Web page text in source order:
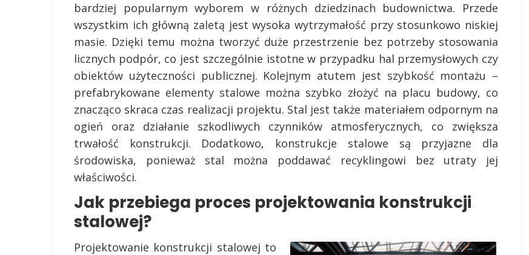
bardziej popularnym wyborem w różnych dziedzinach budownictwa. Przede
wszystkim ich główną zaletą jest wysoka wytrzymałość przy stosunkowo niskiej
masie. Dzięki temu można tworzyć duże przestrzenie bez potrzeby stosowania
licznych podpór, co jest szczególnie istotne w przypadku hal przemysłowych czy
obiektów użyteczności publicznej. Kolejnym atutem jest szybkość montażu –
prefabrykowane elementy stalowe można szybko złożyć na placu budowy, co
znacząco skraca czas realizacji projektu. Stal jest także materiałem odpornym na
ogień oraz działanie szkodliwych czynników atmosferycznych, co zwiększa
trwałość konstrukcji. Dodatkowo, konstrukcje stalowe są przyjazne dla
środowiska, ponieważ stal można poddawać recyklingowi bez utraty jej
właściwości.
Jak przebiega proces projektowania konstrukcji
stalowej?
Projektowanie konstrukcji stalowej to